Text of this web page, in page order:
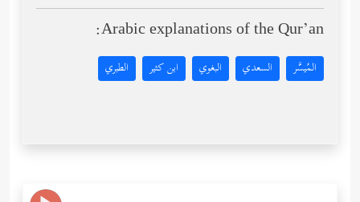
Arabic explanations of the Qur’an:
المُيسَّر السعدي البغوي ابن كثير الطبري